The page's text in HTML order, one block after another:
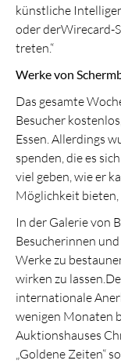
künstliche
oder derWirecard-
treten.“
Werke von
Das gesamte
Besucher
Essen. Allerdings
spenden, die es
viel geben, wie er
Möglichkeit bieten,
In der Galerie von
Besucherinnen
Werke zu
wirken zu
internationale
wenigen Monaten
Auktionshauses
„Goldene Zeiten“